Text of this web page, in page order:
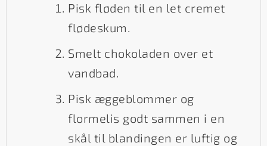
Pisk fløden til en let cremet
flødeskum.
Smelt chokoladen over et
vandbad.
Pisk æggeblommer og
flormelis godt sammen i en
skål til blandingen er luftig og